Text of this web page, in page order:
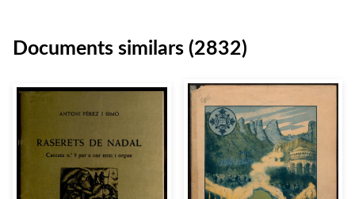
Documents similars (2832)